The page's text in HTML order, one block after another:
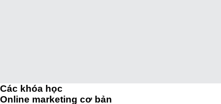
Các khóa học
Online marketing cơ bản